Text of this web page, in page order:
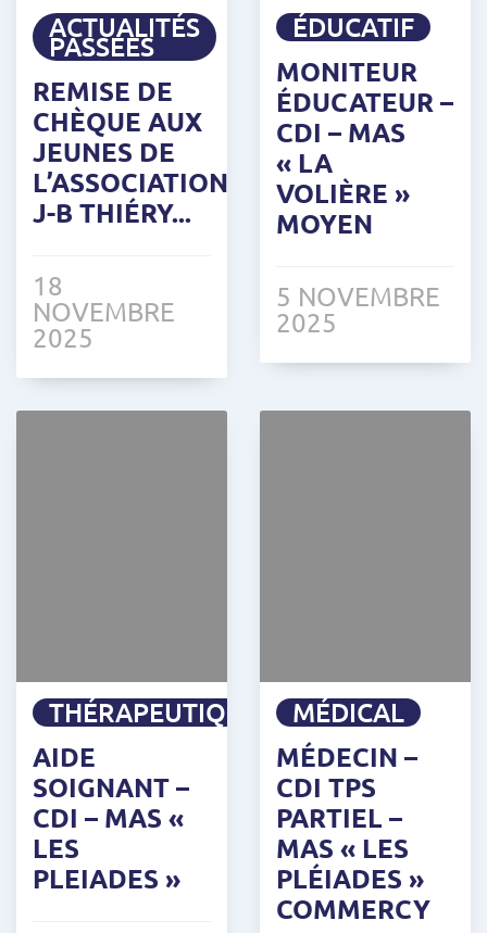
ACTUALITÉS
PASSÉES
REMISE DE
CHÈQUE AUX
JEUNES DE
L’ASSOCIATION
J-B THIÉRY...
18
NOVEMBRE
2025
ÉDUCATIF
MONITEUR
ÉDUCATEUR –
CDI – MAS
« LA
VOLIÈRE »
MOYEN
5 NOVEMBRE
2025
THÉRAPEUTIQUE
AIDE
SOIGNANT –
CDI – MAS «
LES
PLEIADES »
MÉDICAL
MÉDECIN –
CDI TPS
PARTIEL –
MAS « LES
PLÉIADES »
COMMERCY